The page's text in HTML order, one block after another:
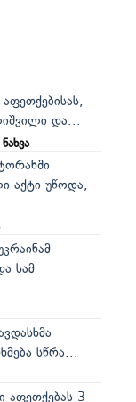
და...
ნახვა
აქტი უწოდა,
სამ
სწრა...
აფეთქებას 3